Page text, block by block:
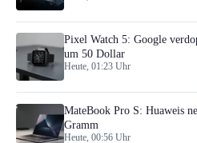
Pixel Watch 5: Google
um 50 Dollar
Heute, 01:23 Uhr
MateBook Pro S: Huaweis
Gramm
Heute, 00:56 Uhr